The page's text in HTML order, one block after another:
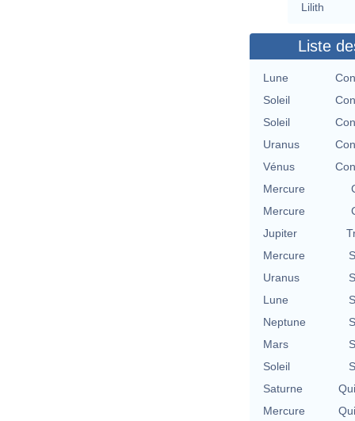
Lilith
Liste
Lune
Soleil
Soleil
Uranus
Vénus
Mercure
Mercure
Jupiter
Mercure
Uranus
Lune
Neptune
Mars
Soleil
Saturne
Mercure